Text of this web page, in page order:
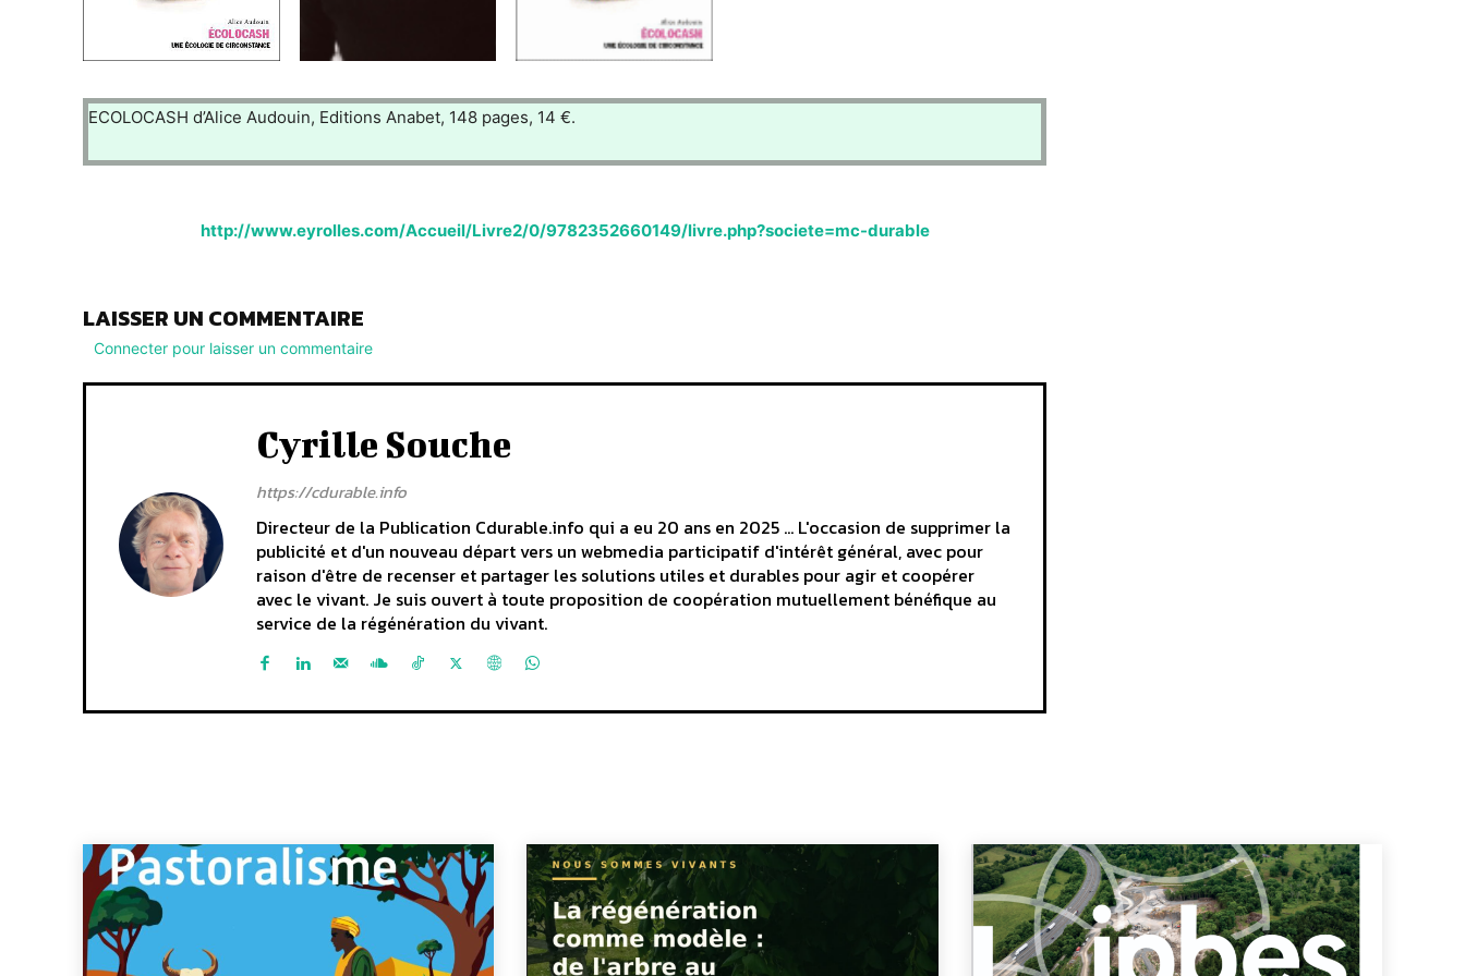
ECOLOCASH d’Alice Audouin, Editions Anabet, 148 pages, 14 €.
http://www.eyrolles.com/Accueil/Livre2/0/9782352660149/livre.php?societe=mc-durable
LAISSER UN COMMENTAIRE
Connecter pour laisser un commentaire
Cyrille Souche
https://cdurable.info
Directeur de la Publication Cdurable.info qui a eu 20 ans en 2025 ... L'occasion de supprimer la
publicité et d'un nouveau départ vers un webmedia participatif d'intérêt général, avec pour
raison d'être de recenser et partager les solutions utiles et durables pour agir et coopérer
avec le vivant. Je suis ouvert à toute proposition de coopération mutuellement bénéfique au
service de la régénération du vivant.